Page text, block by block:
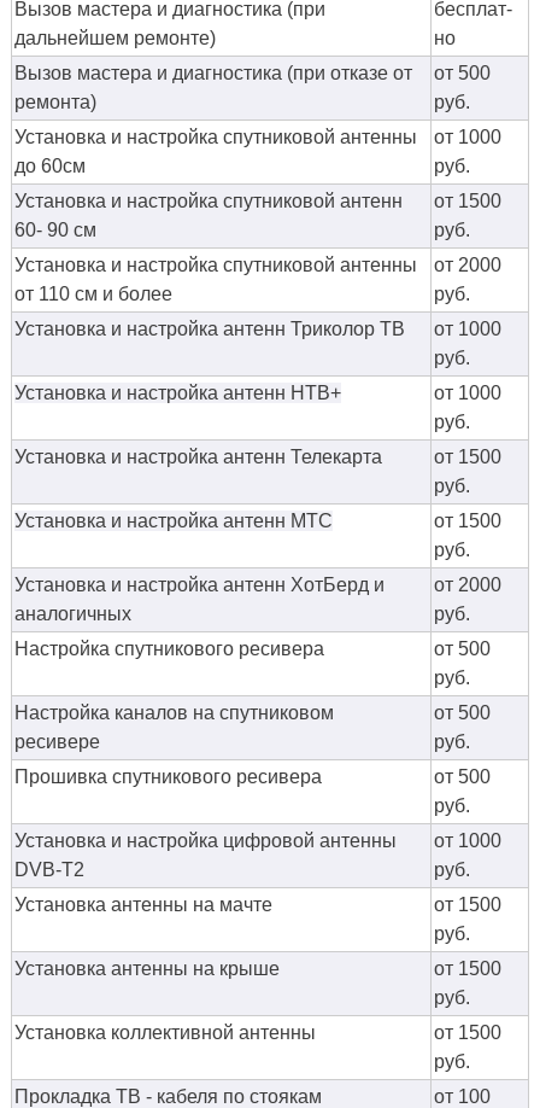
Вызов мастера и диагностика (при
дальнейшем ремонте)
бес­плат­
но
Вызов мастера и диагностика (при отказе от
ремонта)
от 500
руб.
Установка и настройка спутниковой антенны
до 60см
от 1000
руб.
Установка и настройка спутниковой антенн
60- 90 см
от 1500
руб.
Установка и настройка спутниковой антенны
от 110 см и более
от 2000
руб.
Установка и настройка антенн Триколор ТВ
от 1000
руб.
Установка и настройка антенн НТВ+
от 1000
руб.
Установка и настройка антенн Телекарта
от 1500
руб.
Установка и настройка антенн МТС
от 1500
руб.
Установка и настройка антенн ХотБерд и
аналогичных
от 2000
руб.
Настройка спутникового ресивера
от 500
руб.
Настройка каналов на спутниковом
ресивере
от 500
руб.
Прошивка спутникового ресивера
от 500
руб.
Установка и настройка цифровой антенны
DVB-T2
от 1000
руб.
Установка антенны на мачте
от 1500
руб.
Установка антенны на крыше
от 1500
руб.
Установка коллективной антенны
от 1500
руб.
Прокладка ТВ - кабеля по стоякам
от 100